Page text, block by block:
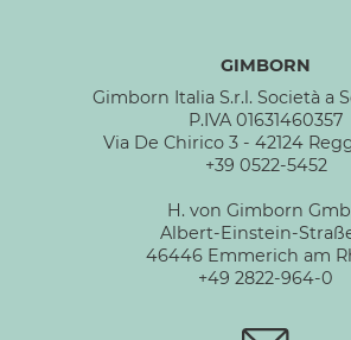
GIMBORN
Gimborn Italia S.r.l. Società a
P.IVA 01631460357
Via De Chirico 3 - 42124
+39 0522-5452
H. von Gimborn
Albert-Einstein-
46446 Emmerich am
+49 2822-964-0